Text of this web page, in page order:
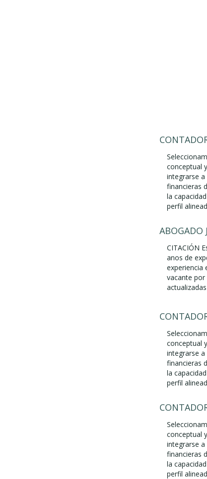
conceptual
integrarse
financieras
la
perfil
ABOGADO
CITACIÓN
anos de
experiencia
vacante
conceptual
integrarse
financieras
la
perfil
conceptual
integrarse
financieras
la
perfil